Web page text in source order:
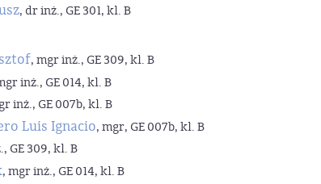
, dr inż., GE 301, kl. B
, mgr inż., GE 309, kl. B
inż., GE 014, kl. B
inż., GE 007b, kl. B
Luis Ignacio, mgr, GE 007b, kl. B
GE 309, kl. B
, mgr inż., GE 014, kl. B